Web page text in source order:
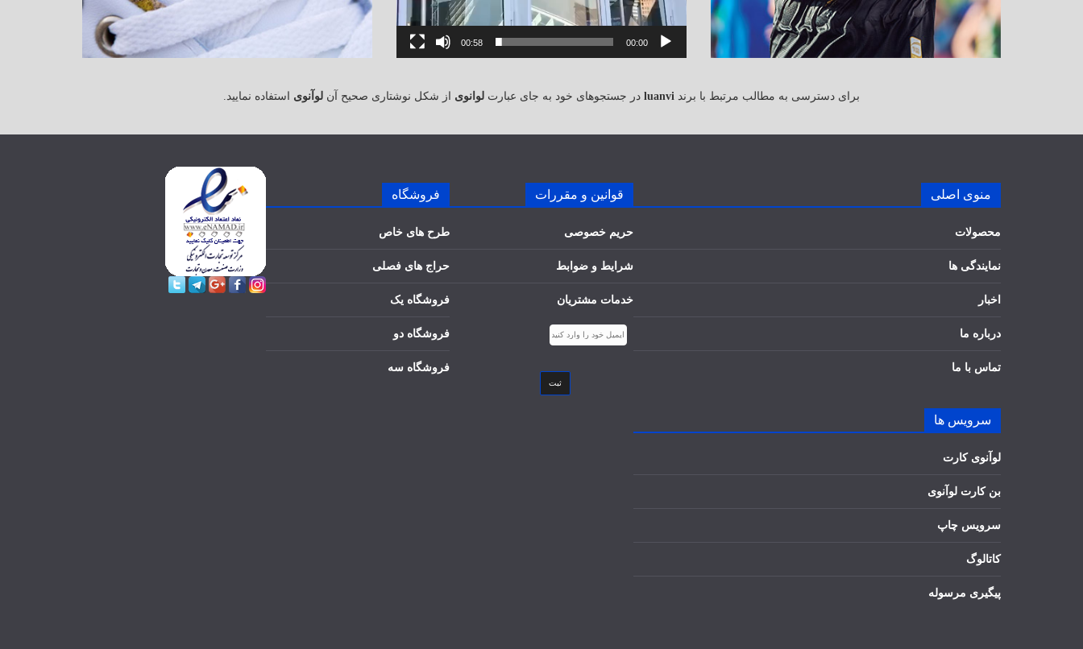
00:00
00:58
برای دسترسی به مطالب مرتبط با برند luanvi در جستجوهای خود به جای عبارت لوانوی از شکل نوشتاری صحیح آن لوآنوی استفاده نمایید.
منوی اصلی
محصولات
نمایندگی ها
اخبار
درباره ما
تماس با ما
سرویس ها
لوآنوی کارت
بن کارت لوآنوی
سرویس چاپ
کاتالوگ
پیگیری مرسوله
قوانین و مقررات
حریم خصوصی
شرایط و ضوابط
خدمات مشتریان
ثبت
فروشگاه
طرح های خاص
حراج های فصلی
فروشگاه یک
فروشگاه دو
فروشگاه سه